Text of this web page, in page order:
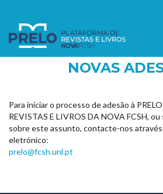
NOVAS
Para iniciar o processo de adesão à
REVISTAS E LIVROS DA NOVA FCSH,
sobre este assunto, contacte-nos
eletrónico:
prelo@fcsh.unl.pt